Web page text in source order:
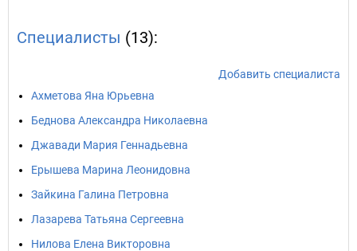
Специалисты (13):
Добавить специалиста
Ахметова Яна Юрьевна
Беднова Александра Николаевна
Джавади Мария Геннадьевна
Ерышева Марина Леонидовна
Зайкина Галина Петровна
Лазарева Татьяна Сергеевна
Нилова Елена Викторовна